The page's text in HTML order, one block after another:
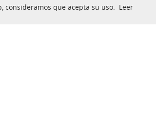
consideramos que acepta su uso. Leer